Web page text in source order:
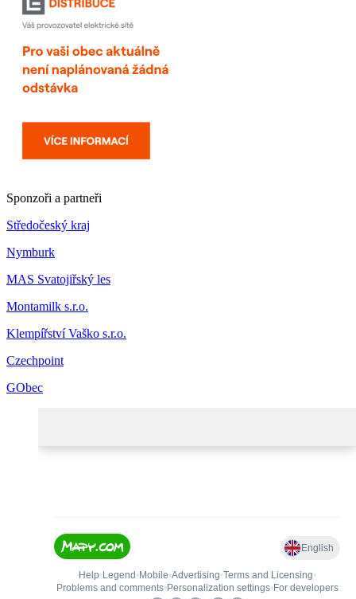
Sponzoři a partneři
Středočeský kraj
Nymburk
MAS Svatojiřský les
Montamilk s.r.o.
Klempířství Vaško s.r.o.
Czechpoint
GObec